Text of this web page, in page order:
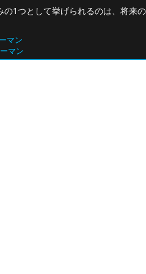
の1つとして挙げられるのは、将来
マン
マン